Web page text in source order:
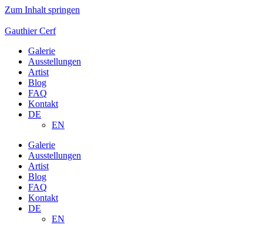
Zum Inhalt springen
Gauthier Cerf
Galerie
Ausstellungen
Artist
Blog
FAQ
Kontakt
DE
EN
Galerie
Ausstellungen
Artist
Blog
FAQ
Kontakt
DE
EN